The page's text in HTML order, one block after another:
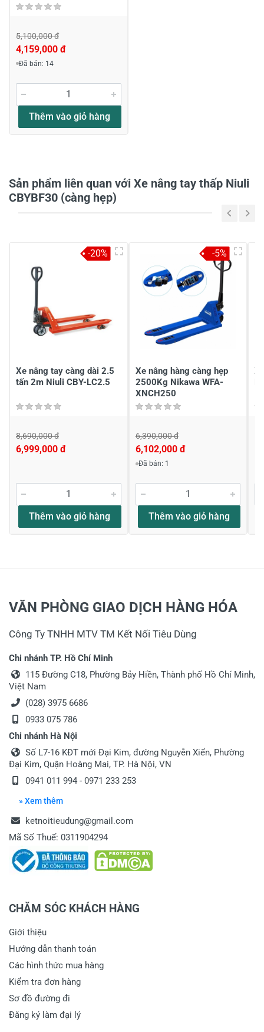
Đánh giá sao
Tiêu đề của nhận xét*
Viết nhận xét của bạn vào bên dưới
Gửi nhận xét
5,100,000 đ
4,159,000 đ
Đã bán: 14
Thêm vào giỏ hàng
Sản phẩm liên quan với Xe nâng tay thấp Niuli
CBYBF30 (càng hẹp)
Xe nâng tay càng dài 2.5
tấn 2m Niuli CBY-LC2.5
8,690,000 đ
6,999,000 đ
Thêm vào giỏ hàng
-20%
Xe nâng hàng càng hẹp
2500Kg Nikawa WFA-
XNCH250
6,390,000 đ
6,102,000 đ
Đã bán: 1
Thêm vào giỏ hàng
-5%
VĂN PHÒNG GIAO DỊCH HÀNG HÓA
Công Ty TNHH MTV TM Kết Nối Tiêu Dùng
Chi nhánh TP. Hồ Chí Minh
115 Đường C18, Phường Bảy Hiền, Thành phố Hồ Chí Minh,
Việt Nam
(028) 3975 6686
0933 075 786
Chi nhánh Hà Nội
Số L7-16 KĐT mới Đại Kim, đường Nguyễn Xiển, Phường
Đại Kim, Quận Hoàng Mai, TP. Hà Nội, VN
0941 011 994 - 0971 233 253
» Xem thêm
ketnoitieudung@gmail.com
Mã Số Thuế: 0311904294
CHĂM SÓC KHÁCH HÀNG
Giới thiệu
Hướng dẫn thanh toán
Các hình thức mua hàng
Kiểm tra đơn hàng
Sơ đồ đường đi
Đăng ký làm đại lý